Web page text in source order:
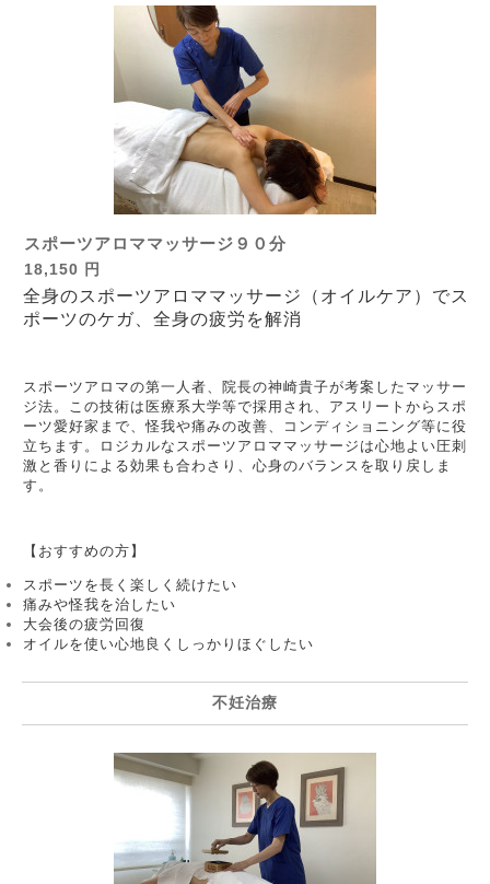
スポーツアロママッサージ９０分
18,150 円
全身のスポーツアロママッサージ（オイルケア）でス
ポーツのケガ、全身の疲労を解消
スポーツアロマの第一人者、院長の神崎貴子が考案したマッサー
ジ法。この技術は医療系大学等で採用され、アスリートからスポ
ーツ愛好家まで、怪我や痛みの改善、コンディショニング等に役
立ちます。ロジカルなスポーツアロママッサージは心地よい圧刺
激と香りによる効果も合わさり、心身のバランスを取り戻しま
す。
【おすすめの方】
スポーツを長く楽しく続けたい
痛みや怪我を治したい
大会後の疲労回復
オイルを使い心地良くしっかりほぐしたい
不妊治療